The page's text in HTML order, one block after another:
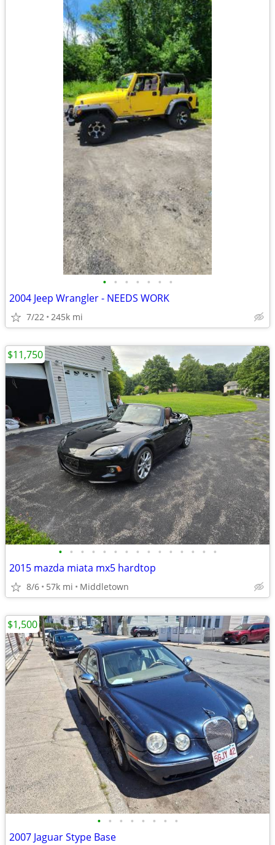
• • • • • • •
2004 Jeep Wrangler - NEEDS WORK
7/22 245k mi
• • • • • • • • • • • • • • •
2015 mazda miata mx5 hardtop
8/6 57k mi Middletown
$11,750
• • • • • • • •
2007 Jaguar Stype Base
$1,500